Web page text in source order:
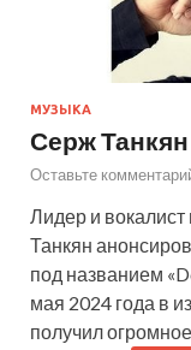
МУЗЫКА
Серж
Оставьте
Лидер и
Танкян
под названием
мая 2024 года в
получил